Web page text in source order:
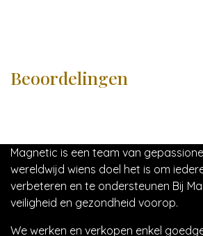
Beoordelingen
Magnetic is een team van
wereldwijd wiens doel het is om
verbeteren en te ondersteunen Bij
veiligheid en gezondheid voorop.
We werken en verkopen enkel